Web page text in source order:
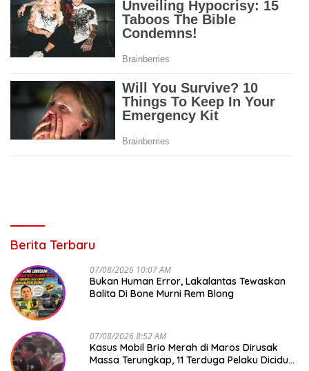
Berita Terbaru
07/08/2026 10:07 AM
Bukan Human Error, Lakalantas Tewaskan
Balita Di Bone Murni Rem Blong
07/08/2026 8:52 AM
Kasus Mobil Brio Merah di Maros Dirusak
Massa Terungkap, 11 Terduga Pelaku Diciduk